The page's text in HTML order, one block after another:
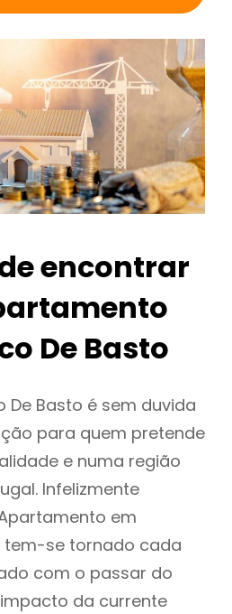
encontrar
De Basto
De Basto é sem duvida
para quem pretende
e numa região
Infelizmente
em
tem-se tornado cada
com o passar do
da currente